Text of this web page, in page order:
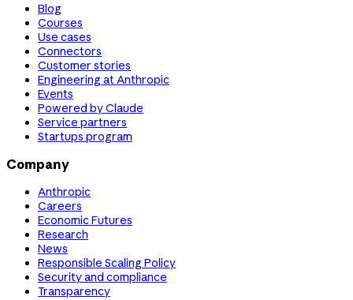
Blog
Courses
Use cases
Connectors
Customer stories
Engineering at Anthropic
Events
Powered by Claude
Service partners
Startups program
Company
Anthropic
Careers
Economic Futures
Research
News
Responsible Scaling Policy
Security and compliance
Transparency